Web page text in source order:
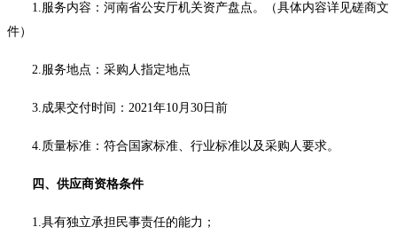
1.服务内容： 河南省公安厅机关资产盘点。
（具体内容详见磋商文
件）
2.服务地点：采购人指定地点
3.成果交付时间：2021年10月 30日前
4.质量标准：符合国家标准、行业标准以及采购人要求。
四 、供应商资格条件
1.具有独立承担民事责任的能力；